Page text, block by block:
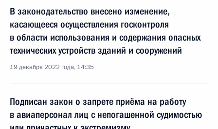
В законодательство внесено изменение,
касающееся осуществления госконтроля
в области использования и содержания опасных
технических устройств зданий и сооружений
19 декабря 2022 года, 14:35
Подписан закон о запрете приёма на работу
в авиаперсонал лиц с непогашенной судимостью